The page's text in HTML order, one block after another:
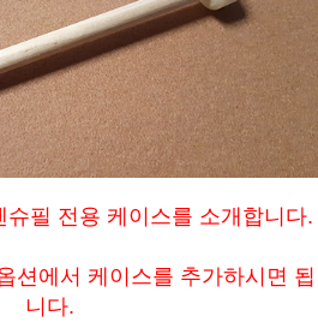
필 전용 케이스를 소개합니다.
션에서 케이스를 추가하시면 됩
니다.